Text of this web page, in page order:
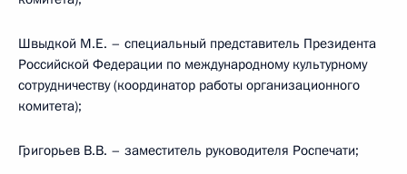
Швыдкой М.Е. – специальный представитель Президента
Российской Федерации по международному культурному
сотрудничеству (координатор работы организационного
комитета);
Григорьев В.В. – заместитель руководителя Роспечати;